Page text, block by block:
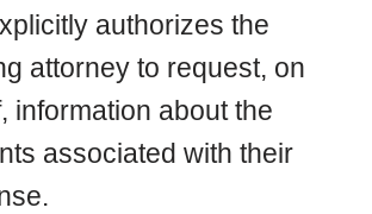
authorizes the
attorney to request, on
information about the
associated with their